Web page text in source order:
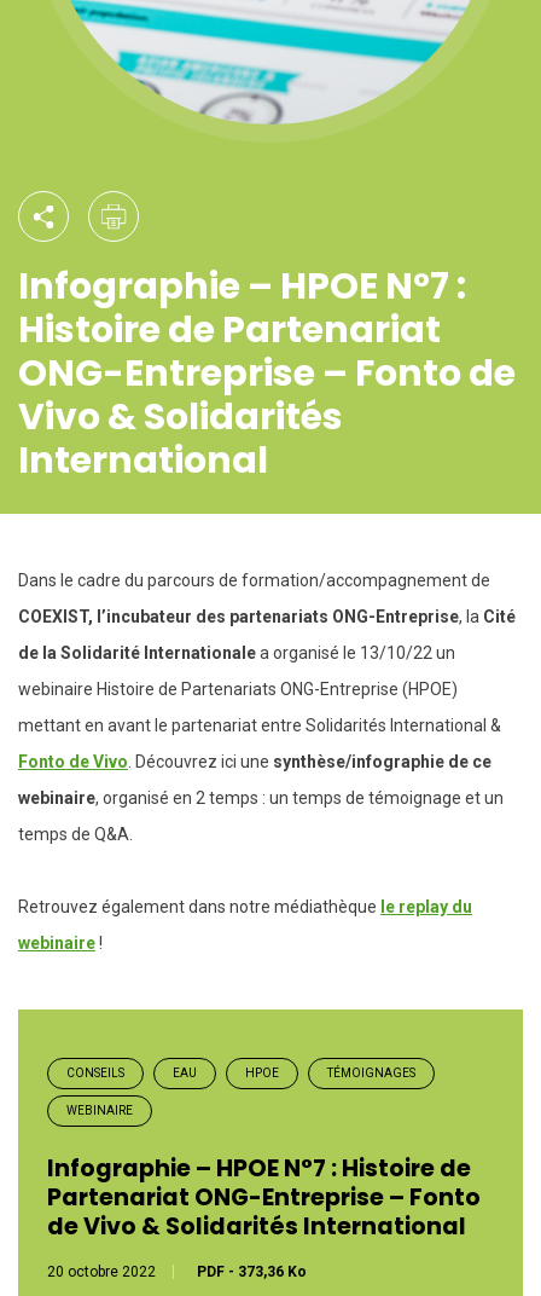
Infographie – HPOE N°7 :
Histoire de Partenariat
ONG-Entreprise – Fonto de
Vivo & Solidarités
International
Dans le cadre du parcours de formation/accompagnement de
COEXIST, l’incubateur des partenariats ONG-Entreprise, la Cité
de la Solidarité Internationalea organisé le 13/10/22 un
webinaire Histoire de Partenariats ONG-Entreprise (HPOE)
mettant en avant le partenariat entre Solidarités International &
Fonto de Vivo . Découvrez ici une synthèse/infographie de ce
webinaire, organisé en 2 temps : un temps de témoignage et un
temps de Q&A.
Retrouvez également dans notre médiathèque le replay du
webinaire!
CONSEILS EAU HPOE TÉMOIGNAGES
WEBINAIRE
Infographie – HPOE N°7 : Histoire de
Partenariat ONG-Entreprise – Fonto
de Vivo & Solidarités International
20 octobre 2022 PDF - 373,36 Ko